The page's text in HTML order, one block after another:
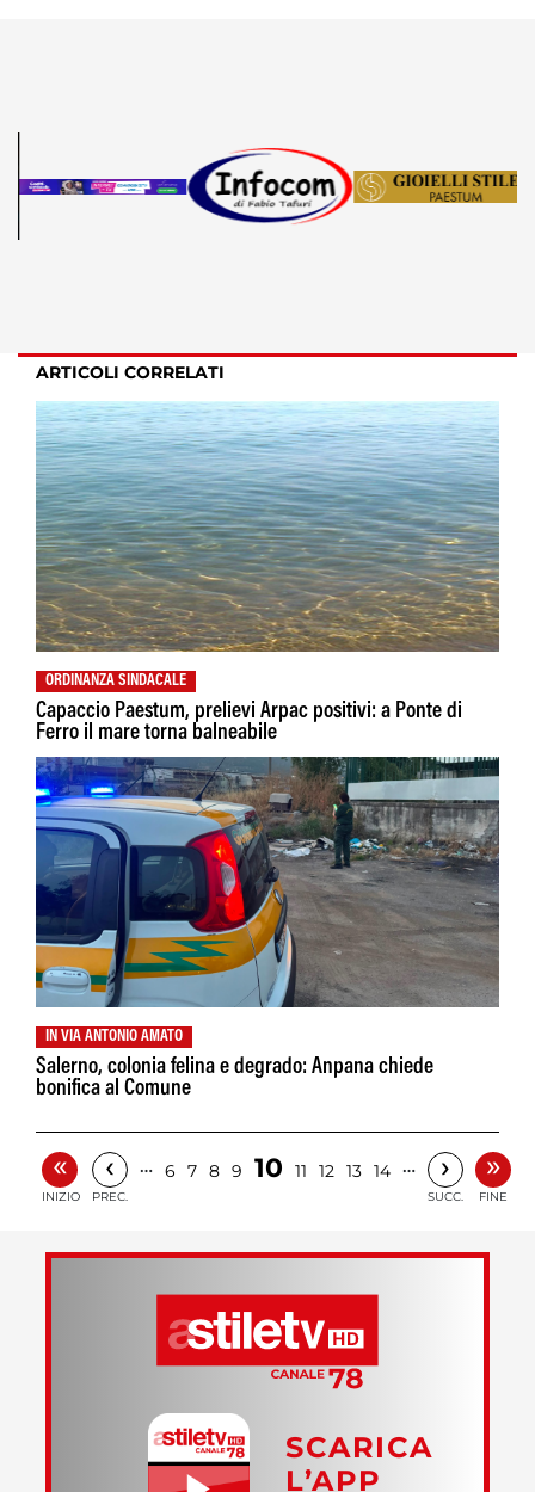
ARTICOLI CORRELATI
ORDINANZA SINDACALE
Capaccio Paestum, prelievi Arpac positivi: a Ponte di
Ferro il mare torna balneabile
IN VIA ANTONIO AMATO
Salerno, colonia felina e degrado: Anpana chiede
bonifica al Comune
«
INIZIO
‹
PREC.
… 6 7 8 9 10 11 12 13 14 … ›
SUCC.
»
FINE
SCARICA
L’APP